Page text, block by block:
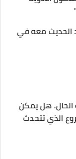
الحديث معه في
الحال. هل يمكن
الذي تتحدث